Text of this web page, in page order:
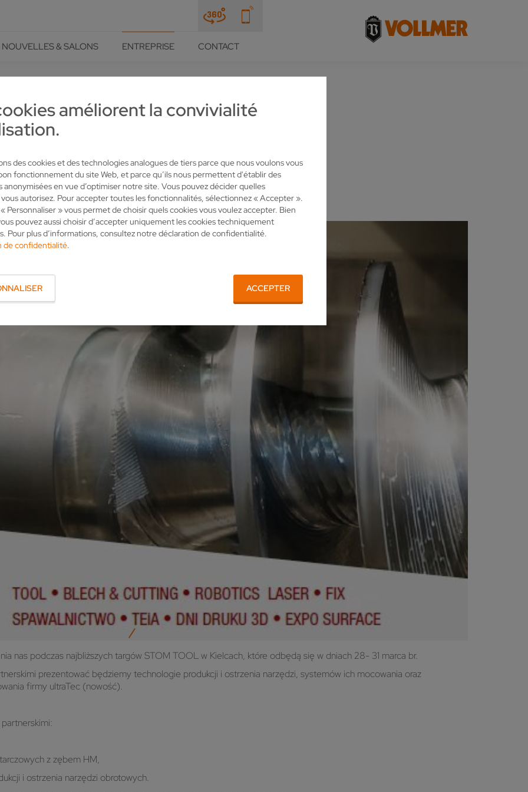
améliorent la convivialité
des cookies et des technologies analogues de tiers parce que nous voulons vous
fonctionnement du site Web, et parce qu’ils nous permettent d'établir des
anonymisées en vue d’optimiser notre site. Vous pouvez décider quelles
autorisez. Pour accepter toutes les fonctionnalités, sélectionnez « Accepter ».
Personnaliser » vous permet de choisir quels cookies vous voulez accepter. Bien
pouvez aussi choisir d’accepter uniquement les cookies techniquement
Pour plus d’informations, consultez notre déclaration de confidentialité.
de confidentialité.
ACCEPTER
NOUVELLES & SALONS ENTREPRISE CONTACT
2023/ STOISKO A-38
nas podczas najbliższych targów STOM TOOL w Kielcach, które odbędą się w dniach 28- 31 marca br.
prezentować będziemy technologie produkcji i ostrzenia narzędzi, systemów ich mocowania oraz
firmy ultraTec (nowość).
z zębem HM,
i ostrzenia narzędzi obrotowych.